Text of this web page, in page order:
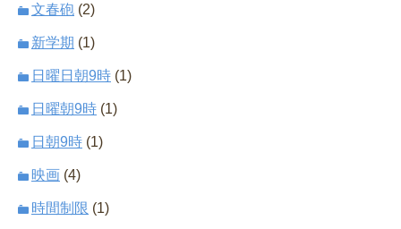
文春砲 (2)
新学期 (1)
日曜日朝9時 (1)
日曜朝9時 (1)
日朝9時 (1)
映画 (4)
時間制限 (1)